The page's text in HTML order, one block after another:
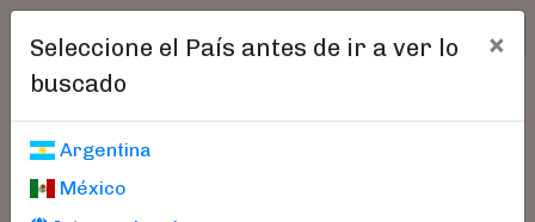
Seleccione el País antes de ir a ver lo
buscado
×
Argentina
México
Libros encontrados
Parámetros